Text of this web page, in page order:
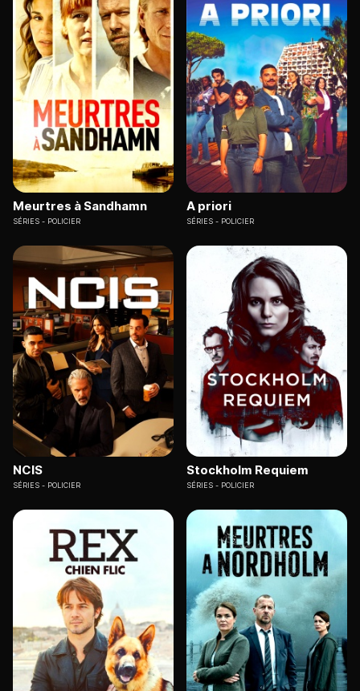
Meurtres à Sandhamn
SÉRIES POLICIER
A priori
SÉRIES POLICIER
NCIS
SÉRIES POLICIER
Stockholm Requiem
SÉRIES POLICIER